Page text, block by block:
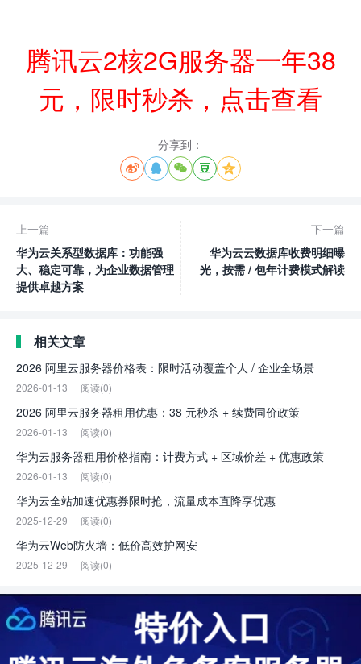
腾讯云2核2G服务器一年38
元，限时秒杀，点击查看
分享到：
    
上一篇
华为云关系型数据库：功能强
大、稳定可靠，为企业数据管理
提供卓越方案
下一篇
华为云云数据库收费明细曝
光，按需 / 包年计费模式解读
相关文章
2026 阿里云服务器价格表：限时活动覆盖个人 / 企业全场景
2026-01-13 阅读(0)
2026 阿里云服务器租用优惠：38 元秒杀 + 续费同价政策
2026-01-13 阅读(0)
华为云服务器租用价格指南：计费方式 + 区域价差 + 优惠政策
2026-01-13 阅读(0)
华为云全站加速优惠券限时抢，流量成本直降享优惠
2025-12-29 阅读(0)
华为云Web防火墙：低价高效护网安
2025-12-29 阅读(0)